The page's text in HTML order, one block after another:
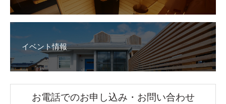
イベント情報
お電話でのお申し込み・お問い合わせ